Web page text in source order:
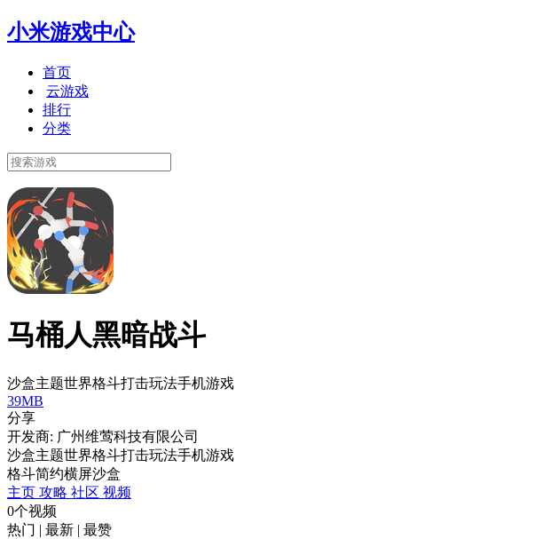
小米游戏中心
首页
云游戏
排行
分类
马桶人黑暗战斗
沙盒主题世界格斗打击玩法手机游戏
39MB
分享
开发商: 广州维莺科技有限公司
沙盒主题世界格斗打击玩法手机游戏
格斗简约横屏沙盒
主页 攻略 社区 视频
0个视频
热门 | 最新 | 最赞